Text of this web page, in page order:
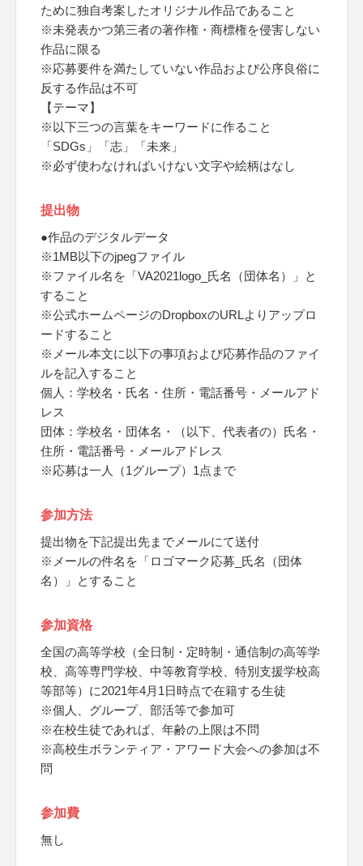
ために独自考案したオリジナル作品であること
※未発表かつ第三者の著作権・商標権を侵害しない
作品に限る
※応募要件を満たしていない作品および公序良俗に
反する作品は不可
【テーマ】
※以下三つの言葉をキーワードに作ること
「SDGs」「志」「未来」
※必ず使わなければいけない文字や絵柄はなし
提出物
●作品のデジタルデータ
※1MB以下のjpegファイル
※ファイル名を「VA2021logo_氏名（団体名）」と
すること
※公式ホームページのDropboxのURLよりアップロ
ードすること
※メール本文に以下の事項および応募作品のファイ
ルを記入すること
個人：学校名・氏名・住所・電話番号・メールアド
レス
団体：学校名・団体名・（以下、代表者の）氏名・
住所・電話番号・メールアドレス
※応募は一人（1グループ）1点まで
参加方法
提出物を下記提出先までメールにて送付
※メールの件名を「ロゴマーク応募_氏名（団体
名）」とすること
参加資格
全国の高等学校（全日制・定時制・通信制の高等学
校、高等専門学校、中等教育学校、特別支援学校高
等部等）に2021年4月1日時点で在籍する生徒
※個人、グループ、部活等で参加可
※在校生徒であれば、年齢の上限は不問
※高校生ボランティア・アワード大会への参加は不
問
参加費
無し